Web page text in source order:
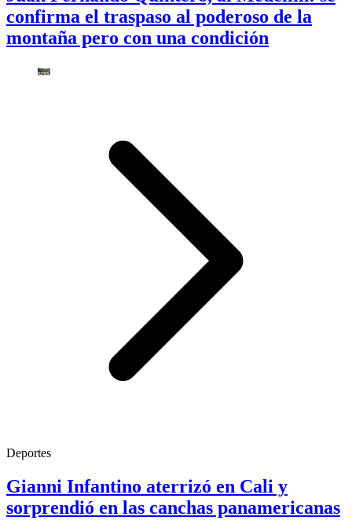
confirma el traspaso al poderoso de la
montaña pero con una condición
Deportes
Gianni Infantino aterrizó en Cali y
sorprendió en las canchas panamericanas